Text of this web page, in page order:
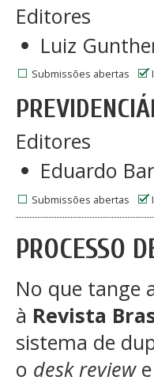
Editores
Luiz
Submissões abertas
Editores
Eduardo
Submissões abertas
PROCESSO
No que tange
à Revista
sistema de
o desk reviewe